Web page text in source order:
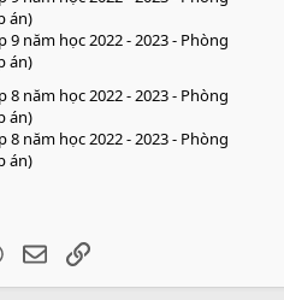
án)
năm học 2022 - 2023 - Phòng
án)
năm học 2022 - 2023 - Phòng
án)
năm học 2022 - 2023 - Phòng
án)
WhatsApp
EmailLink